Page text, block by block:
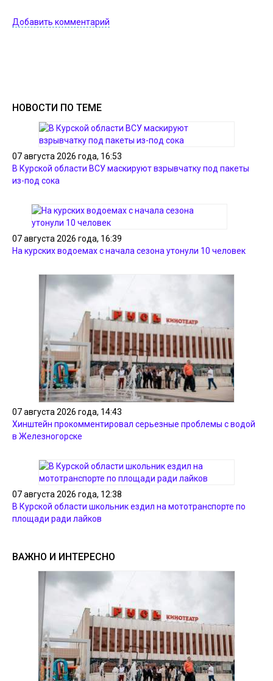
Добавить комментарий
НОВОСТИ ПО ТЕМЕ
07 августа 2026 года, 16:53
В Курской области ВСУ маскируют взрывчатку под пакеты
из-под сока
07 августа 2026 года, 16:39
На курских водоемах с начала сезона утонули 10 человек
07 августа 2026 года, 14:43
Хинштейн прокомментировал серьезные проблемы с водой
в Железногорске
07 августа 2026 года, 12:38
В Курской области школьник ездил на мототранспорте по
площади ради лайков
ВАЖНО И ИНТЕРЕСНО